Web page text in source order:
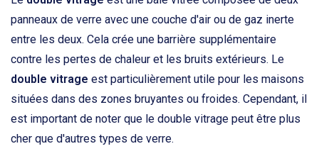
panneaux de verre avec une couche d'air ou de gaz inerte
entre les deux. Cela crée une barrière supplémentaire
contre les pertes de chaleur et les bruits extérieurs. Le
double vitrage est particulièrement utile pour les maisons
situées dans des zones bruyantes ou froides. Cependant, il
est important de noter que le double vitrage peut être plus
cher que d'autres types de verre.